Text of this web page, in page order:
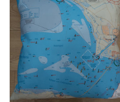
Duikgidsen
Contact
Waterproof tassen